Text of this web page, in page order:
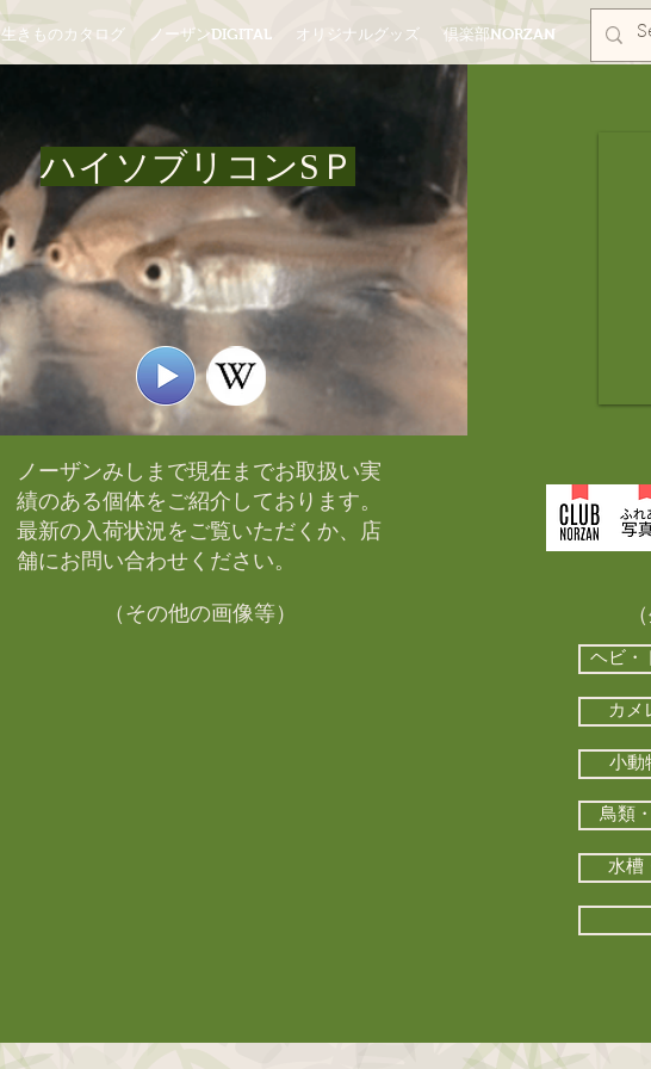
生きものカタログ ノーザンDIGITAL オリジナルグッズ 倶楽部NORZAN
ハイソブリコンSＰ
ノーザンみしまで現在までお取扱い実
績のある個体をご紹介しております。​
最新の入荷状況をご覧いただくか、店
舗にお問い合わせください。​
（その他の画像等）
ヘビ・
カメ
小動
鳥類
水槽